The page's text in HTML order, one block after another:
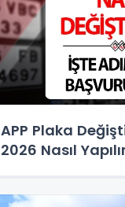
APP Plaka
2026 Nasıl